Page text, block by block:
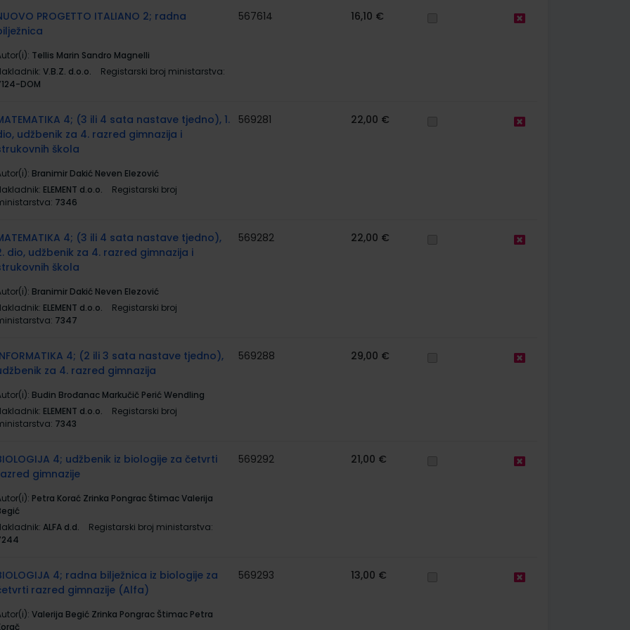
PROGETTO ITALIANO 2; radna
Tellis Marin Sandro Magnelli
V.B.Z. d.o.o.
Registarski broj ministarstva:
DOM
567614 16,10 €
4; (3 ili 4 sata nastave tjedno), 1.
udžbenik za 4. razred gimnazija i
škola
Branimir Dakić Neven Elezović
ELEMENT d.o.o.
Registarski broj
7346
569281 22,00 €
4; (3 ili 4 sata nastave tjedno),
dio, udžbenik za 4. razred gimnazija i
škola
Branimir Dakić Neven Elezović
ELEMENT d.o.o.
Registarski broj
7347
569282 22,00 €
4; (2 ili 3 sata nastave tjedno),
za 4. razred gimnazija
Budin Brođanac Markučič Perić Wendling
ELEMENT d.o.o.
Registarski broj
7343
569288 29,00 €
4; udžbenik iz biologije za četvrti
gimnazije
Petra Korać Zrinka Pongrac Štimac Valerija
ALFA d.d.
Registarski broj ministarstva:
569292 21,00 €
4; radna bilježnica iz biologije za
razred gimnazije (Alfa)
Valerija Begić Zrinka Pongrac Štimac Petra
569293 13,00 €